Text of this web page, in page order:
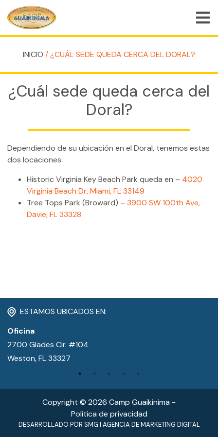
PROGRAMAS DE CAMPAMENTO DE VERANO
PROGRAMAS ESPECIALES
EMPLEOS
BLOG
INICIO / ¿CUÁL SEDE QUEDA CERCA DEL DORAL?
¿Cuál sede queda cerca del
Doral?
Dependiendo de su ubicación en el Doral, tenemos estas
dos locaciones:
Historic Virginia Key Beach Park queda en – 4020
Virginia Beach Dr, Miami, FL 33149
Tree Tops Park (Broward) – 3900 SW 100th Ave,
Davie, FL 33328
ESTAMOS UBICADOS EN:
Oficina
2700 Glades Cir. #104
Weston, FL 33327
Copyright © 2026 Camp Guaikinima −
Política de privacidad
DESARROLLADO POR SMG | AGENCIA DE MARKETING DIGITAL